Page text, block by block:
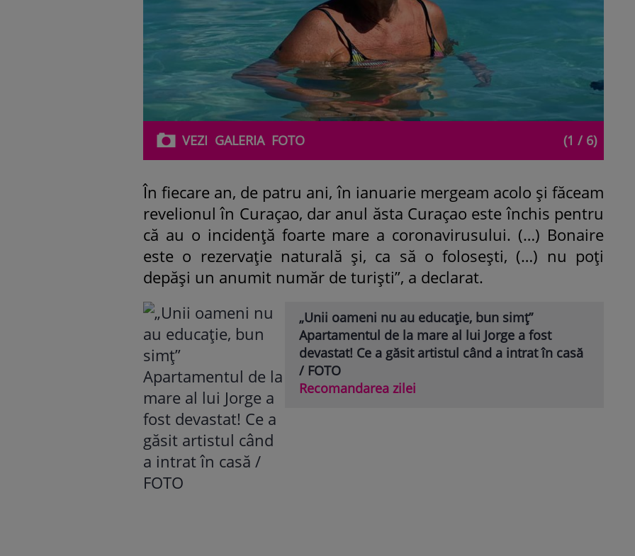
VEZI GALERIAFOTO (1 / 6)
În fiecare an, de patru ani, în ianuarie mergeam acolo și făceam
revelionul în Curaçao, dar anul ăsta Curaçao este închis pentru
că au o incidență foarte mare a coronavirusului. (…) Bonaire
este o rezervație naturală și, ca să o folosești, (…) nu poți
depăși un anumit număr de turiști”, a declarat.
„Unii oameni nu au educație, bun simț”
Apartamentul de la mare al lui Jorge a fost
devastat! Ce a găsit artistul când a intrat în casă
/ FOTO
Recomandarea zilei